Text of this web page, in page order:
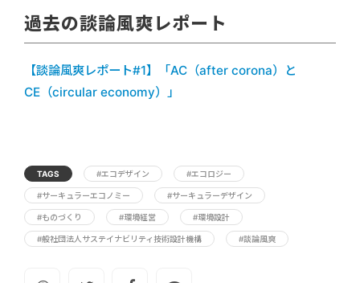
過去の談論風爽レポート
【談論風爽レポート#1】「AC（after corona）と
CE（circular economy）」
TAGS #エコデザイン #エコロジー
#サーキュラーエコノミー #サーキュラーデザイン
#ものづくり #環境経営 #環境設計
#般社団法人サステイナビリティ技術設計機構 #談論風爽